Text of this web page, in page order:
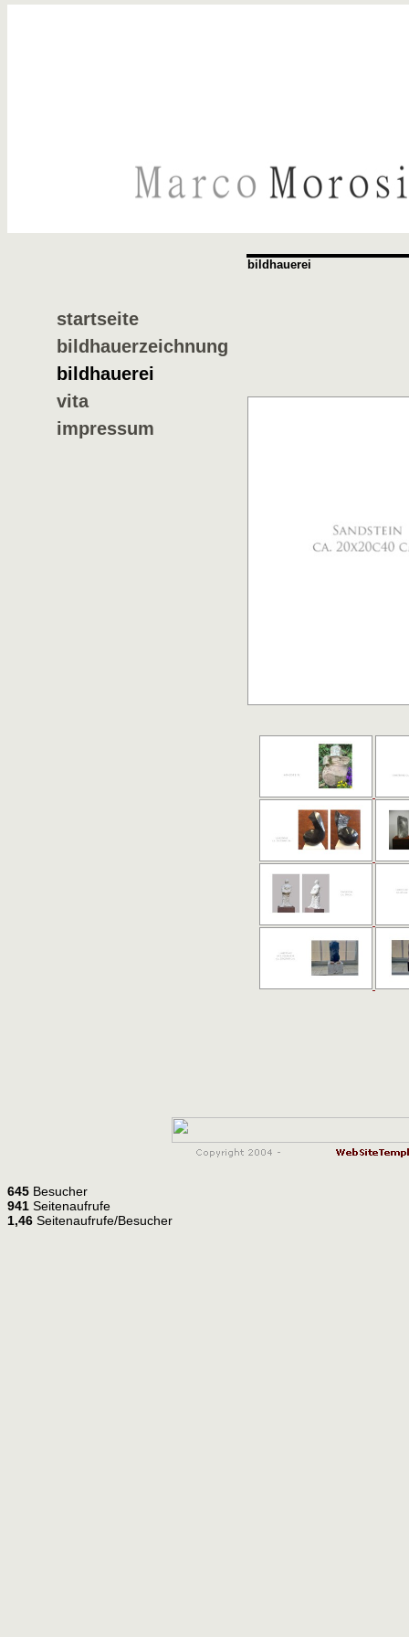
startseite
bildhauerzeichnung
bildhauerei
vita
impressum
bildhauerei
645 Besucher
941 Seitenaufrufe
1,46 Seitenaufrufe/Besucher